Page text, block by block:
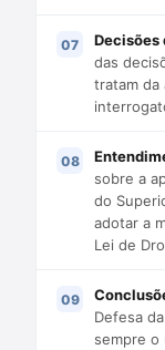
Decisões
das
tratam da
sobre a
do
adotar a
Lei de
Defesa
sempre o